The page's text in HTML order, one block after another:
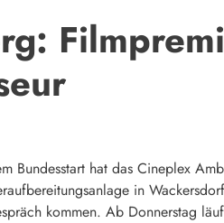
Bundesstart hat das Cineplex
in
kommen. Ab Donnerstag